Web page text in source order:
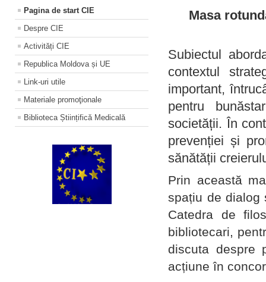
Pagina de start CIE
Despre CIE
Activități CIE
Republica Moldova și UE
Link-uri utile
Materiale promoţionale
Biblioteca Științifică Medicală
Masa
Subiectul
contextul
important,
pentru
societății. În
prevenției și
sănătății
Prin această
spațiu de dialog
Catedra de
bibliotecari,
discuta despre
acțiune în